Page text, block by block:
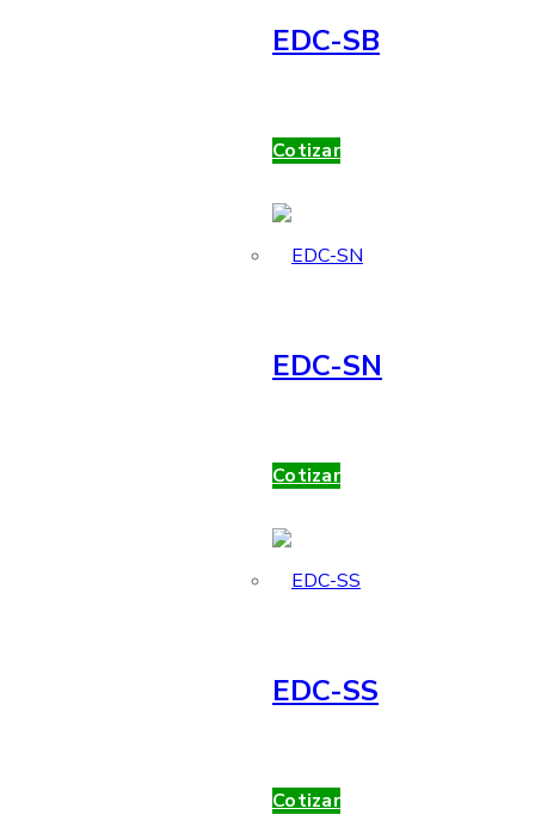
EDC-SB
Cotizar
EDC-SN
Cotizar
EDC-SS
Cotizar